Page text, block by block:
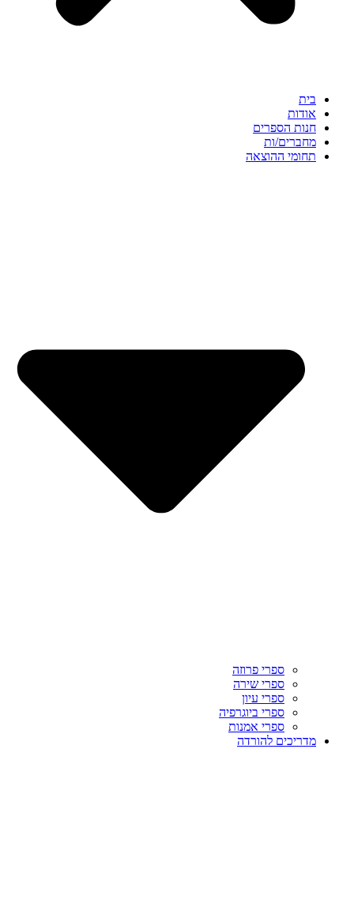
בית
אודות
חנות הספרים
מחברים/ות
תחומי ההוצאה
ספרי פרוזה
ספרי שירה
ספרי עיון
ספרי ביוגרפיה
ספרי אמנות
מדריכים להורדה